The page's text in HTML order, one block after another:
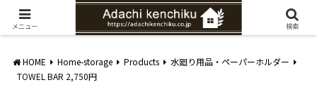
愛知県みよし市の工務店。自然素材を使ったナチュラルな家づくりをご提案
HOME Home-storage Products
水廻り用品・ペーパーホルダー
TOWEL BAR 2,750円
メニュー 検索